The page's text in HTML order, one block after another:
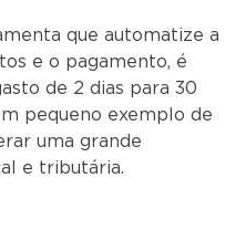
que automatize a
e o pagamento, é
de 2 dias para 30
pequeno exemplo de
uma grande
e tributária.